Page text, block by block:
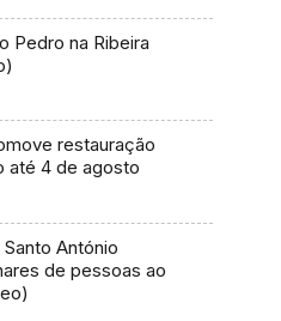
Pedro na Ribeira
restauração
até 4 de agosto
António
de pessoas ao